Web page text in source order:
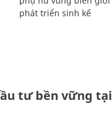
phát triển sinh kế
tư bền vững tại